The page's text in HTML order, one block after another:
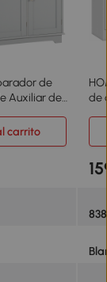
de
Auxiliar de
cm
de
x
carrito